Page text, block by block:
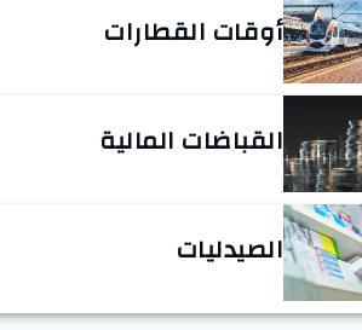
أوقات القطارات
القباضات المالية
الصيدليات